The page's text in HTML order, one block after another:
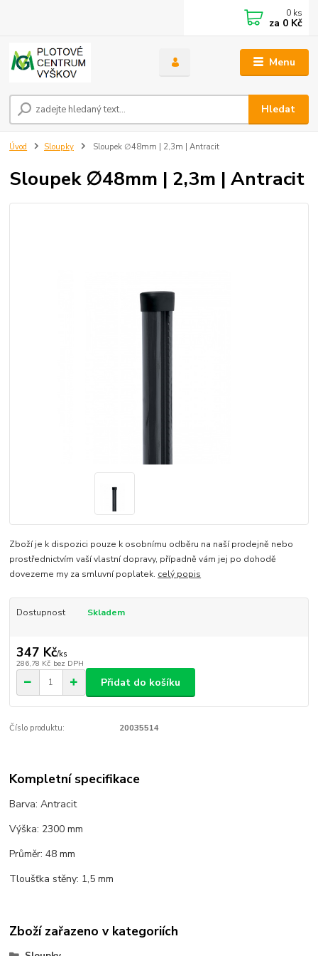
Menu
Hledat
0 ks
za 0 Kč
Úvod Sloupky Sloupek ∅48mm | 2,3m | Antracit
Sloupek ∅48mm | 2,3m | Antracit
Zboží je k dispozici pouze k osobnímu odběru na naší prodejně nebo
prostřednictvím vaší vlastní dopravy, případně vám jej po dohodě
dovezeme my za smluvní poplatek. celý popis
Dostupnost Skladem
347 Kč/ks
286,78 Kč bez DPH
Přidat do košíku
Číslo produktu: 20035514
Kompletní specifikace
Barva: Antracit
Výška: 2300 mm
Průměr: 48 mm
Tloušťka stěny: 1,5 mm
Zboží zařazeno v kategoriích